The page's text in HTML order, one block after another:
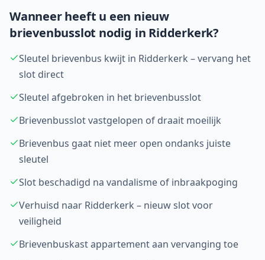
Wanneer heeft u een nieuw
brievenbusslot nodig in Ridderkerk?
Sleutel brievenbus kwijt in Ridderkerk – vervang het
slot direct
Sleutel afgebroken in het brievenbusslot
Brievenbusslot vastgelopen of draait moeilijk
Brievenbus gaat niet meer open ondanks juiste
sleutel
Slot beschadigd na vandalisme of inbraakpoging
Verhuisd naar Ridderkerk – nieuw slot voor
veiligheid
Brievenbuskast appartement aan vervanging toe